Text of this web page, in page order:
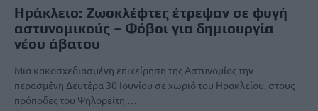
Ηράκλειο: Ζωοκλέφτες έτρεψαν σε φυγή
αστυνομικούς – Φόβοι για δημιουργία
νέου άβατου
Μια κακοσχεδιασμένη επιχείρηση της Αστυνομίας την
περασμένη Δευτέρα 30 Ιουνίου σε χωριό του Ηρακλείου, στους
πρόποδες του Ψηλορείτη,…